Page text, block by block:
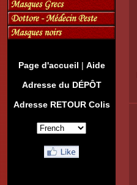
Page d'accueil | Aide
Adresse du DÉPÔT
Adresse RETOUR Colis